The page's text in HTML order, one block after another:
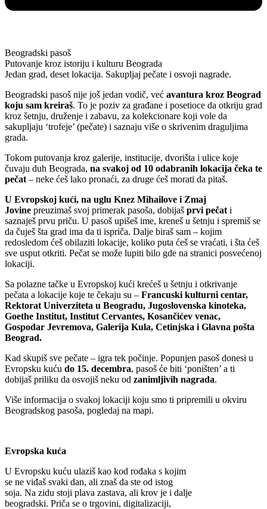
Beogradski pasoš
Putovanje kroz istoriju i kulturu Beograda​
Jedan grad, deset lokacija. Sakupljaj pečate i osvoji nagrade.
Beogradski pasoš nije još jedan vodič, već avantura kroz Beograd
koju sam kreiraš. To je poziv za građane i posetioce da otkriju grad
kroz šetnju, druženje i zabavu, za kolekcionare koji vole da
sakupljaju ‘trofeje’ (pečate) i saznaju više o skrivenim draguljima
grada.
Tokom putovanja kroz galerije, institucije, dvorišta i ulice koje
čuvaju duh Beograda, na svakoj od 10 odabranih lokacija čeka te
pečat – neke ćeš lako pronaći, za druge ćeš morati da pitaš.
U Evropskoj kući, na uglu Knez Mihailove i Zmaj
Jovine preuzimaš svoj primerak pasoša, dobijaš prvi pečat i
saznaješ prvu priču. U pasoš upišeš ime, kreneš u šetnju i spremiš se
da čuješ šta grad ima da ti ispriča. Dalje biraš sam – kojim
redosledom ćeš obilaziti lokacije, koliko puta ćeš se vraćati, i šta ćeš
sve usput otkriti. Pečat se može lupiti bilo gde na stranici posvećenoj
lokaciji.
Sa polazne tačke u Evropskoj kući krećeš u šetnju i otkrivanje
pečata a lokacije koje te čekaju su – Francuski kulturni centar,
Rektorat Univerziteta u Beogradu, Jugoslovenska kinoteka,
Goethe Institut, Institut Cervantes, Kosančićev venac,
Gospodar Jevremova, Galerija Kula, Cetinjska i Glavna pošta
Beograd.
Kad skupiš sve pečate – igra tek počinje. Popunjen pasoš donesi u
Evropsku kuću do 15. decembra, pasoš će biti ‘poništen’ a ti
dobijaš priliku da osvojiš neku od zanimljivih nagrada.
Više informacija o svakoj lokaciji koju smo ti pripremili u okviru
Beogradskog pasoša, pogledaj na mapi.
Evropska kuća
U Evropsku kuću ulaziš kao kod rođaka s kojim
se ne viđaš svaki dan, ali znaš da ste od istog
soja. Na zidu stoji plava zastava, ali krov je i dalje
beogradski. Priča se o trgovini, digitalizaciji,